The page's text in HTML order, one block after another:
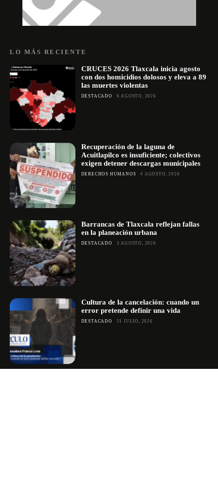
LO MÁS RECIENTE
CRUCES 2026 Tlaxcala inicia agosto
con dos homicidios dolosos y eleva a 89
las muertes violentas
DESTACADO 6 AGOSTO, 2026
Recuperación de la laguna de
Acuitlapilco es insuficiente; colectivos
exigen detener descargas municipales
DERECHOS HUMANOS 4 AGOSTO, 2026
Barrancas de Tlaxcala reflejan fallas
en la planeación urbana
DESTACADO 3 AGOSTO, 2026
Cultura de la cancelación: cuando un
error pretende definir una vida
DESTACADO 31 JULIO, 2026